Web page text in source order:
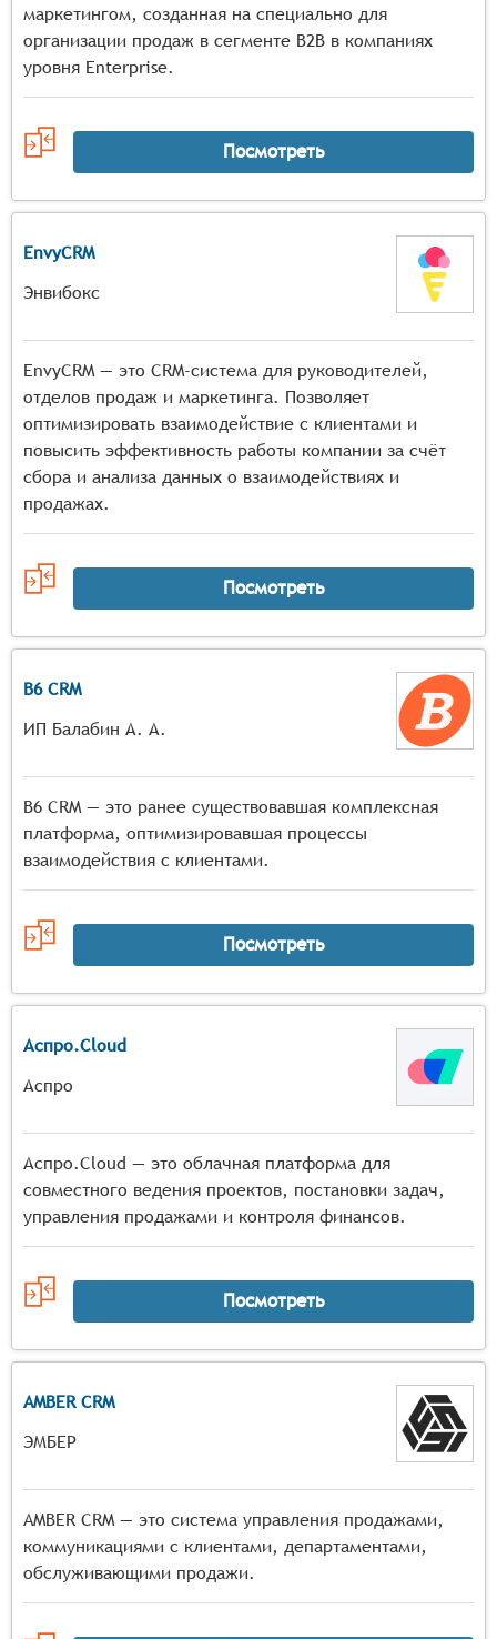
маркетингом, созданная на специально для
организации продаж в сегменте B2B в компаниях
уровня Enterprise.
Посмотреть
EnvyCRM
Энвибокс
EnvyCRM — это CRM-система для руководителей,
отделов продаж и маркетинга. Позволяет
оптимизировать взаимодействие с клиентами и
повысить эффективность работы компании за счёт
сбора и анализа данных о взаимодействиях и
продажах.
Посмотреть
B6 CRM
ИП Балабин А. А.
B6 CRM — это ранее существовавшая комплексная
платформа, оптимизировавшая процессы
взаимодействия с клиентами.
Посмотреть
Аспро.Cloud
Аспро
Аспро.Cloud — это облачная платформа для
совместного ведения проектов, постановки задач,
управления продажами и контроля финансов.
Посмотреть
AMBER CRM
ЭМБЕР
AMBER CRM — это система управления продажами,
коммуникациями с клиентами, департаментами,
обслуживающими продажи.